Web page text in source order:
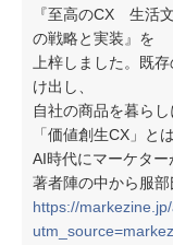
『至高のCX 生活
の戦略と実装』を
上梓しました。既
け出し、
自社の商品を暮ら
「価値創生CX」と
AI時代にマーケター
著者陣の中から服部
https://